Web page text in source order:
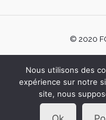
© 2020
Nous utilisons des
expérience sur notre
site, nous